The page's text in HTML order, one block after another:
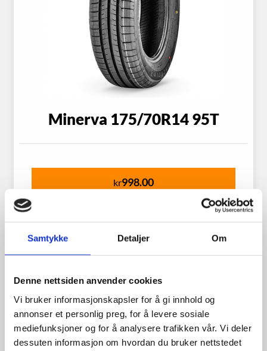
Samtykke Detaljer Om
Denne nettsiden anvender cookies
Vi bruker informasjonskapsler for å gi innhold og
annonser et personlig preg, for å levere sosiale
mediefunksjoner og for å analysere trafikken vår. Vi deler
dessuten informasjon om hvordan du bruker nettstedet
Minerva 175/70R14 95T
kr998.00